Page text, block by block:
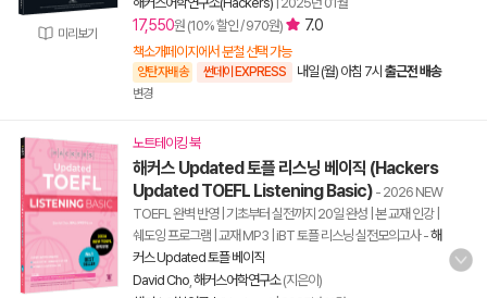
미리보기 17,550원 (10% 할인 / 970원) 7.0
책소개페이지에서 분철 선택 가능
양탄자배송 썬데이 EXPRESS 내일 (월) 아침 7시 출근전 배송
변경
노트테이킹 북
해커스 Updated 토플 리스닝 베이직 (Hackers
Updated TOEFL Listening Basic) - 2026 NEW
TOEFL 완벽 반영 | 기초부터 실전까지 20일 완성 | 본 교재 인강 |
쉐도잉 프로그램 | 교재 MP3 | iBT 토플 리스닝 실전모의고사-해
커스 Updated 토플 베이직
David Cho 해커스어학연구소(지은이)